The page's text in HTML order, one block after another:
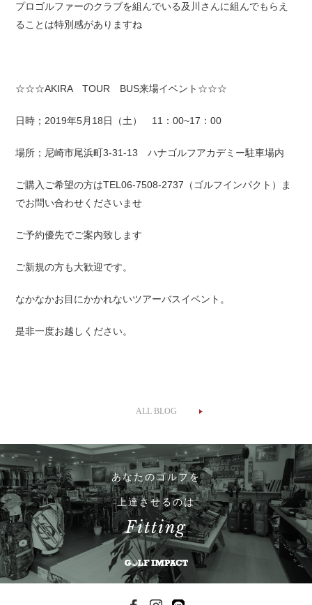
プロゴルファーのクラブを組んでいる及川さんに組んでもらえ
ることは特別感がありますね
☆☆☆AKIRA TOUR BUS来場イベント☆☆☆
日時；2019年5月18日（土） 11：00~17：00
場所；尼崎市尾浜町3-31-13 ハナゴルフアカデミー駐車場内
ご購入ご希望の方はTEL06-7508-2737（ゴルフインパクト）ま
でお問い合わせくださいませ
ご予約優先でご案内致します
ご新規の方も大歓迎です。
なかなかお目にかかれないツアーバスイベント。
是非一度お越しください。
ALL BLOG
あなたのゴルフを
上達させるのは
Fitting